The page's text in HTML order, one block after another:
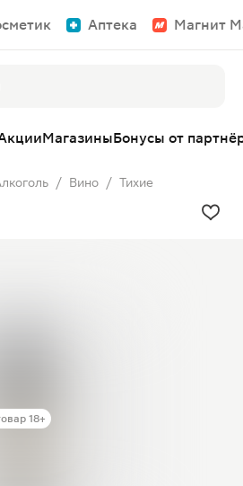
Аптека Магнит
МагазиныБонусы от
/ Вино / Тихие
18+